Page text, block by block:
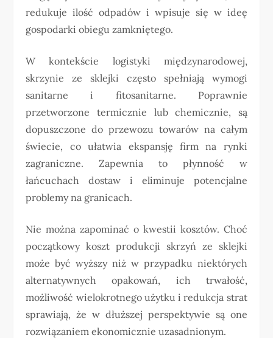
redukuje ilość odpadów i wpisuje się w ideę
gospodarki obiegu zamkniętego.
W kontekście logistyki międzynarodowej,
skrzynie ze sklejki często spełniają wymogi
sanitarne i fitosanitarne. Poprawnie
przetworzone termicznie lub chemicznie, są
dopuszczone do przewozu towarów na całym
świecie, co ułatwia ekspansję firm na rynki
zagraniczne. Zapewnia to płynność w
łańcuchach dostaw i eliminuje potencjalne
problemy na granicach.
Nie można zapominać o kwestii kosztów. Choć
początkowy koszt produkcji skrzyń ze sklejki
może być wyższy niż w przypadku niektórych
alternatywnych opakowań, ich trwałość,
możliwość wielokrotnego użytku i redukcja strat
sprawiają, że w dłuższej perspektywie są one
rozwiązaniem ekonomicznie uzasadnionym.